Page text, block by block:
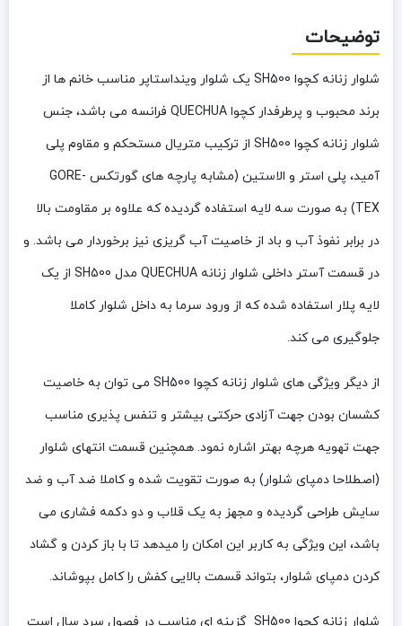
توضیحات
شلوار زنانه کچوا SH500
یک شلوار وینداستاپر مناسب خانم ها از
برند محبوب و پرطرفدار کچوا QUECHUA فرانسه می باشد، جنس
شلوار زنانه کچوا SH500 از ترکیب متریال مستحکم و مقاوم پلی
آمید، پلی استر و الاستین (مشابه پارچه های گورتکس GORE-
TEX) به صورت
سه لایه استفاده گردیده که علاوه بر مقاومت بالا
در برابر نفوذ آب و باد از خاصیت آب گریزی نیز برخوردار می باشد. و
در قسمت آستر داخلی شلوار زنانه QUECHUA مدل SH500 از یک
لایه پلار استفاده شده که از ورود سرما به داخل شلوار کاملا
جلوگیری می کند.
از دیگر ویژگی های شلوار زنانه کچوا SH500 می توان به خاصیت
کشسان بودن جهت آزادی حرکتی بیشتر و تنفس پذیری مناسب
جهت تهویه هرچه بهتر اشاره نمود. همچنین قسمت انتهای شلوار
(اصطلاحا دمپای شلوار) به صورت تقویت شده و کاملا ضد آب و ضد
سایش طراحی گردیده و مجهز به یک قلاب و دو دکمه فشاری می
باشد، این ویژگی به کاربر این امکان را میدهد تا با باز کردن و گشاد
کردن دمپای شلوار، بتواند قسمت بالایی کفش را کامل بپوشاند.
شلوار زنانه کچوا SH500 گزینه ای مناسب در فصول سرد سال است